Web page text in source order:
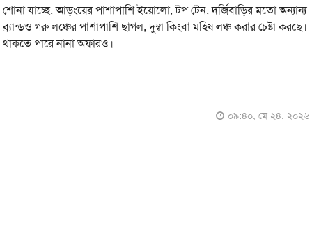
শোনা যাচ্ছে, আড়ংয়ের পাশাপাশি ইয়োলো, টপ টেন, দর্জিবাড়ির মতো অন্যান্য
ব্র্যান্ডও গরু লঞ্চের পাশাপাশি ছাগল, দুম্বা কিংবা মহিষ লঞ্চ করার চেষ্টা করছে।
থাকতে পারে নানা অফারও।
০৯:৪০, মে ২৪, ২০২৬